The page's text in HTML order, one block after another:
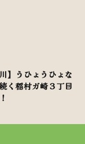
川】うひょうひょな
く稲村ガ崎３丁目